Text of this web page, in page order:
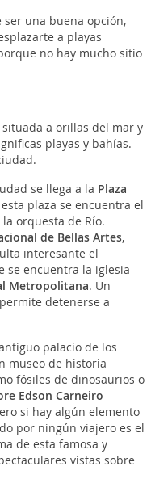
una buena opción,
a playas
no hay mucho sitio
situada a orillas del mar y
playas y bahías.
se llega a la Plaza
plaza se encuentra el
orquesta de Río.
de Bellas Artes,
interesante el
se encuentra la iglesia
Metropolitana. Un
detenerse a
palacio de los
museo de historia
fósiles de dinosaurios o
Edson Carneiro
si hay algún elemento
por ningún viajero es el
de esta famosa y
vistas sobre